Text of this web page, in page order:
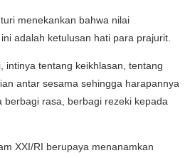
menekankan bahwa nilai
adalah ketulusan hati para prajurit.
intinya tentang keikhlasan, tentang
antar sesama sehingga harapannya
berbagi rasa, berbagi rezeki kepada
XXI/RI berupaya menanamkan